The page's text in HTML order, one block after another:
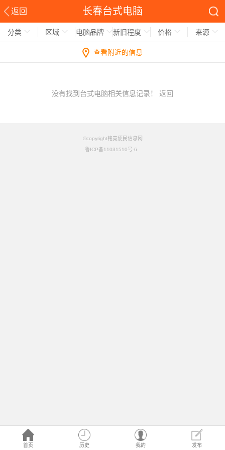
返回 长春台式电脑
首页 历史 我的 发布
分类 区域 电脑品牌 新旧程度 价格 来源
查看附近的信息
没有找到台式电脑相关信息记录！ 返回
©copyright铭竟便民信息网
鲁ICP备11031510号-6